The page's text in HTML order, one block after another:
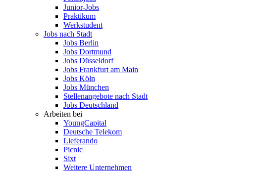
Junior-Jobs
Praktikum
Werkstudent
Jobs nach Stadt
Jobs Berlin
Jobs Dortmund
Jobs Düsseldorf
Jobs Frankfurt am Main
Jobs Köln
Jobs München
Stellenangebote nach Stadt
Jobs Deutschland
Arbeiten bei
YoungCapital
Deutsche Telekom
Lieferando
Picnic
Sixt
Weitere Unternehmen